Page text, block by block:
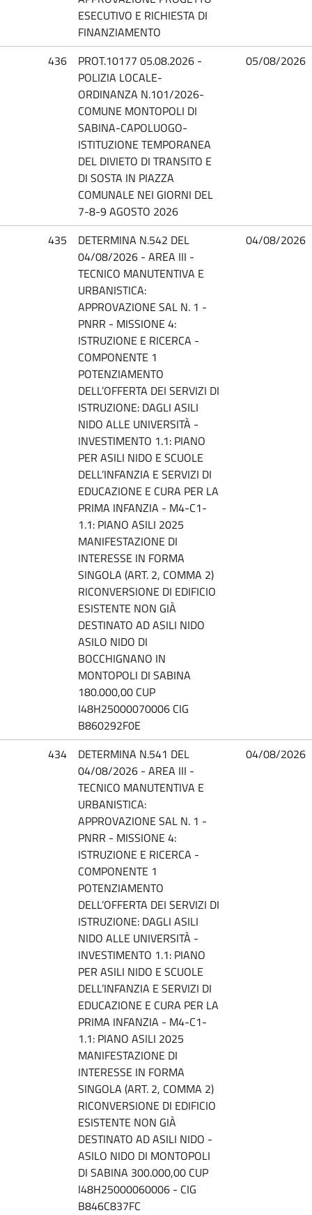
ESECUTIVO E RICHIESTA DI
FINANZIAMENTO
436
PROT.10177 05.08.2026 -
POLIZIA LOCALE-
ORDINANZA N.101/2026-
COMUNE MONTOPOLI DI
SABINA-CAPOLUOGO-
ISTITUZIONE TEMPORANEA
DEL DIVIETO DI TRANSITO E
DI SOSTA IN PIAZZA
COMUNALE NEI GIORNI DEL
7-8-9 AGOSTO 2026
05/08/2026
435
DETERMINA N.542 DEL
04/08/2026 - AREA III -
TECNICO MANUTENTIVA E
URBANISTICA:
APPROVAZIONE SAL N. 1 -
PNRR - MISSIONE 4:
ISTRUZIONE E RICERCA -
COMPONENTE 1
POTENZIAMENTO
DELL’OFFERTA DEI SERVIZI DI
ISTRUZIONE: DAGLI ASILI
NIDO ALLE UNIVERSITÀ -
INVESTIMENTO 1.1: PIANO
PER ASILI NIDO E SCUOLE
DELL’INFANZIA E SERVIZI DI
EDUCAZIONE E CURA PER LA
PRIMA INFANZIA - M4-C1-
1.1: PIANO ASILI 2025
MANIFESTAZIONE DI
INTERESSE IN FORMA
SINGOLA (ART. 2, COMMA 2)
RICONVERSIONE DI EDIFICIO
ESISTENTE NON GIÀ
DESTINATO AD ASILI NIDO
ASILO NIDO DI
BOCCHIGNANO IN
MONTOPOLI DI SABINA
180.000,00 CUP
I48H25000070006 CIG
B860292F0E
04/08/2026
434
DETERMINA N.541 DEL
04/08/2026 - AREA III -
TECNICO MANUTENTIVA E
URBANISTICA:
APPROVAZIONE SAL N. 1 -
PNRR - MISSIONE 4:
ISTRUZIONE E RICERCA -
COMPONENTE 1
POTENZIAMENTO
DELL’OFFERTA DEI SERVIZI DI
ISTRUZIONE: DAGLI ASILI
NIDO ALLE UNIVERSITÀ -
INVESTIMENTO 1.1: PIANO
PER ASILI NIDO E SCUOLE
DELL’INFANZIA E SERVIZI DI
EDUCAZIONE E CURA PER LA
PRIMA INFANZIA - M4-C1-
1.1: PIANO ASILI 2025
MANIFESTAZIONE DI
INTERESSE IN FORMA
SINGOLA (ART. 2, COMMA 2)
RICONVERSIONE DI EDIFICIO
ESISTENTE NON GIÀ
DESTINATO AD ASILI NIDO -
ASILO NIDO DI MONTOPOLI
DI SABINA 300.000,00 CUP
I48H25000060006 - CIG
B846C837FC
04/08/2026